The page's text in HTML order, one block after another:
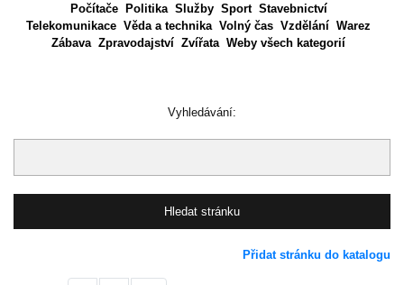
Počítače
Politika Služby Sport Stavebnictví
Telekomunikace Věda a technika Volný čas Vzdělání Warez
Zábava Zpravodajství Zvířata Weby všech kategorií
Vyhledávání:
Přidat stránku do katalogu